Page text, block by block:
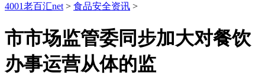
4001老百汇net > 食品安全资讯 >
市市场监管委同步加大对餐饮
办事运营从体的监